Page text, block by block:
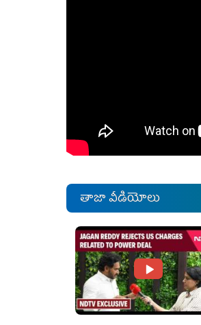
తాజా వీడియోలు